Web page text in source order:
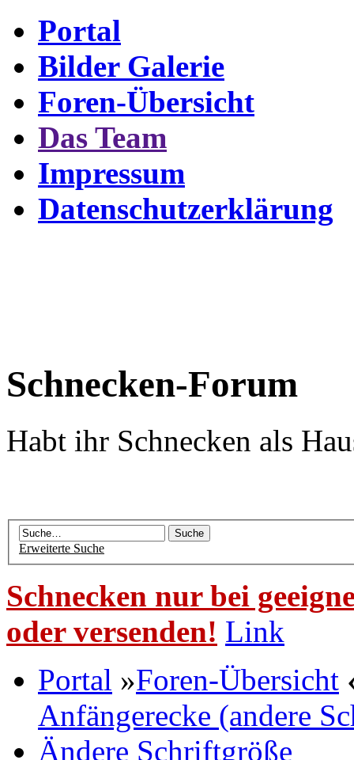
Portal
Bilder Galerie
Foren-Übersicht
Das Team
Impressum
Datenschutzerklärung
Schnecken-Forum
Habt ihr Schnecken als
Erweiterte Suche
Schnecken nur bei
oder versenden! Link
Portal »Foren-Übersicht
Anfängerecke (andere
Ändere Schriftgröße